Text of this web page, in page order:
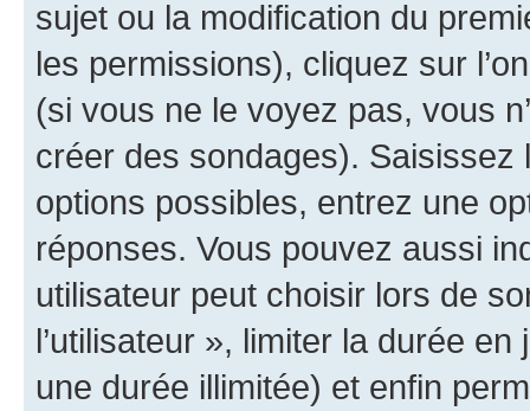
sujet ou la modification du
les permissions), cliquez sur
(si vous ne le voyez pas, vous
créer des sondages).
options possibles, entrez une
réponses. Vous pouvez aussi
utilisateur peut choisir lors de
l’utilisateur », limiter la durée
une durée illimitée) et enfin